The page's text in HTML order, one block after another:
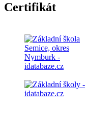
Certifikát